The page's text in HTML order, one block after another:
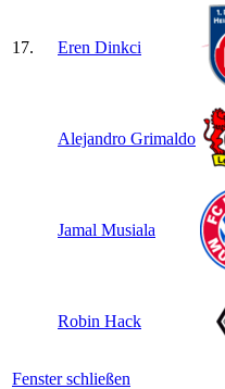
17. Eren Dinkci
Alejandro Grimaldo
Jamal Musiala
Robin Hack
Fenster schließen